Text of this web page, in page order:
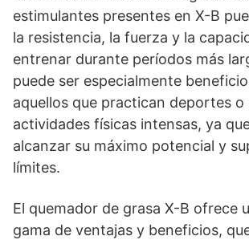
estimulantes presentes en X-B
la resistencia, la fuerza y la
entrenar durante períodos más
puede ser especialmente
aquellos que practican deportes o
actividades físicas intensas, ya
alcanzar su máximo potencial y
límites.
El quemador de grasa X-B ofrece
gama de ventajas y beneficios,